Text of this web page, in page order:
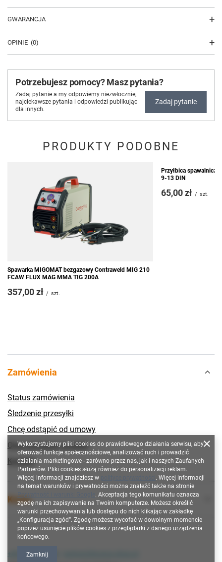
GWARANCJA
OPINIE (0)
Potrzebujesz pomocy? Masz pytania?
Zadaj pytanie a my odpowiemy niezwłocznie,
najciekawsze pytania i odpowiedzi publikując
dla innych.
Zadaj pytanie
PRODUKTY PODOBNE
Spawarka MIGOMAT bezgazowy Contraweld MIG 210
FCAW FLUX MAG MMA TIG 200A
357,00 zł / szt.
Przyłbica
9-13 DIN
65,00 zł / szt.
Zamówienia
Status zamówienia
Śledzenie przesyłki
Chcę odstąpić od umowy
Chcę wymienić produkt
Kontakt
Konto
+48 790 628 300
Wykorzystujemy pliki cookies do prawidłowego działania serwisu, aby
oferować funkcje społecznościowe, analizować ruch i prowadzić
działania marketingowe - zarówno przez nas, jak i naszych Zaufanych
Partnerów. Pliki cookies służą również do personalizacji reklam.
Więcej informacji znajdziesz w
. Więcej informacji
na temat warunków i prywatności można znaleźć także na stronie
Prywatność i warunki Google . Akceptacja tego komunikatu oznacza
zgodę na ich zapisywanie na Twoim komputerze. Możesz określić
warunki przechowywania lub dostępu do nich klikając w zakładkę
„Konfiguracja zgód”. Zgodę możesz wycofać w dowolnym momencie
poprzez usunięcie plików cookies z przeglądarki z danego urządzenia
końcowego.
Zamknij